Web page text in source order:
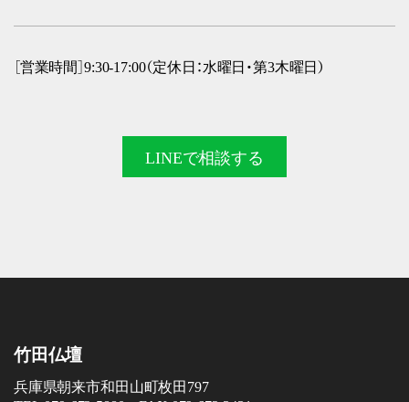
［営業時間］9:30-17:00（定休日：水曜日・第3木曜日）
LINEで相談する
竹田仏壇
兵庫県朝来市和田山町枚田797